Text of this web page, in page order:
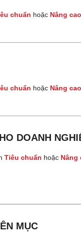
chuẩn hoặc Nâng cao
chuẩn hoặc Nâng cao
DOANH
Tiêu chuẩn hoặc Nâng
MỤC